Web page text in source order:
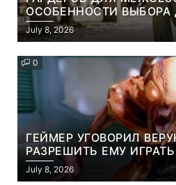
ОСОБЕННОСТИ ВЫБОРА
ПАРКИ И ЭЛЕГАНТНОГО
July 8, 2026
0
ГЕЙМЕР УГОВОРИЛ
РАЗРЕШИТЬ ЕМУ
ЧТО ЭТО
УБИЙСТВО ДЕМОНОВ
July 8, 2026